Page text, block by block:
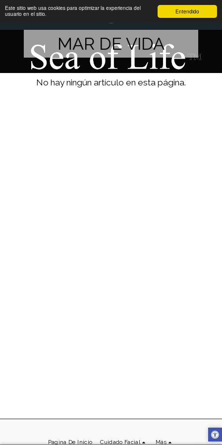
Entendido
Este sitio web usa cookies para optimizar la experiencia del
usuario en el sitio.
MAR DE VIDA
No hay ningún artículo en esta página.
Pagina De Inicio Cuidado Facial Más